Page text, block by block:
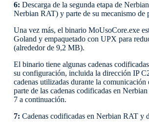
6: Descarga de la segunda etapa de
Nerbian RAT) y parte de su mecanismo de
Una vez más, el binario MoUsoCore.exe
Goland y empaquetado con UPX para
(alrededor de 9,2 MB).
El binario tiene algunas cadenas
su configuración, incluida la dirección IP
cadenas utilizadas durante la
parte de las cadenas codificadas en Nerbian
7 a continuación.
7: Cadenas codificadas en Nerbian RAT y